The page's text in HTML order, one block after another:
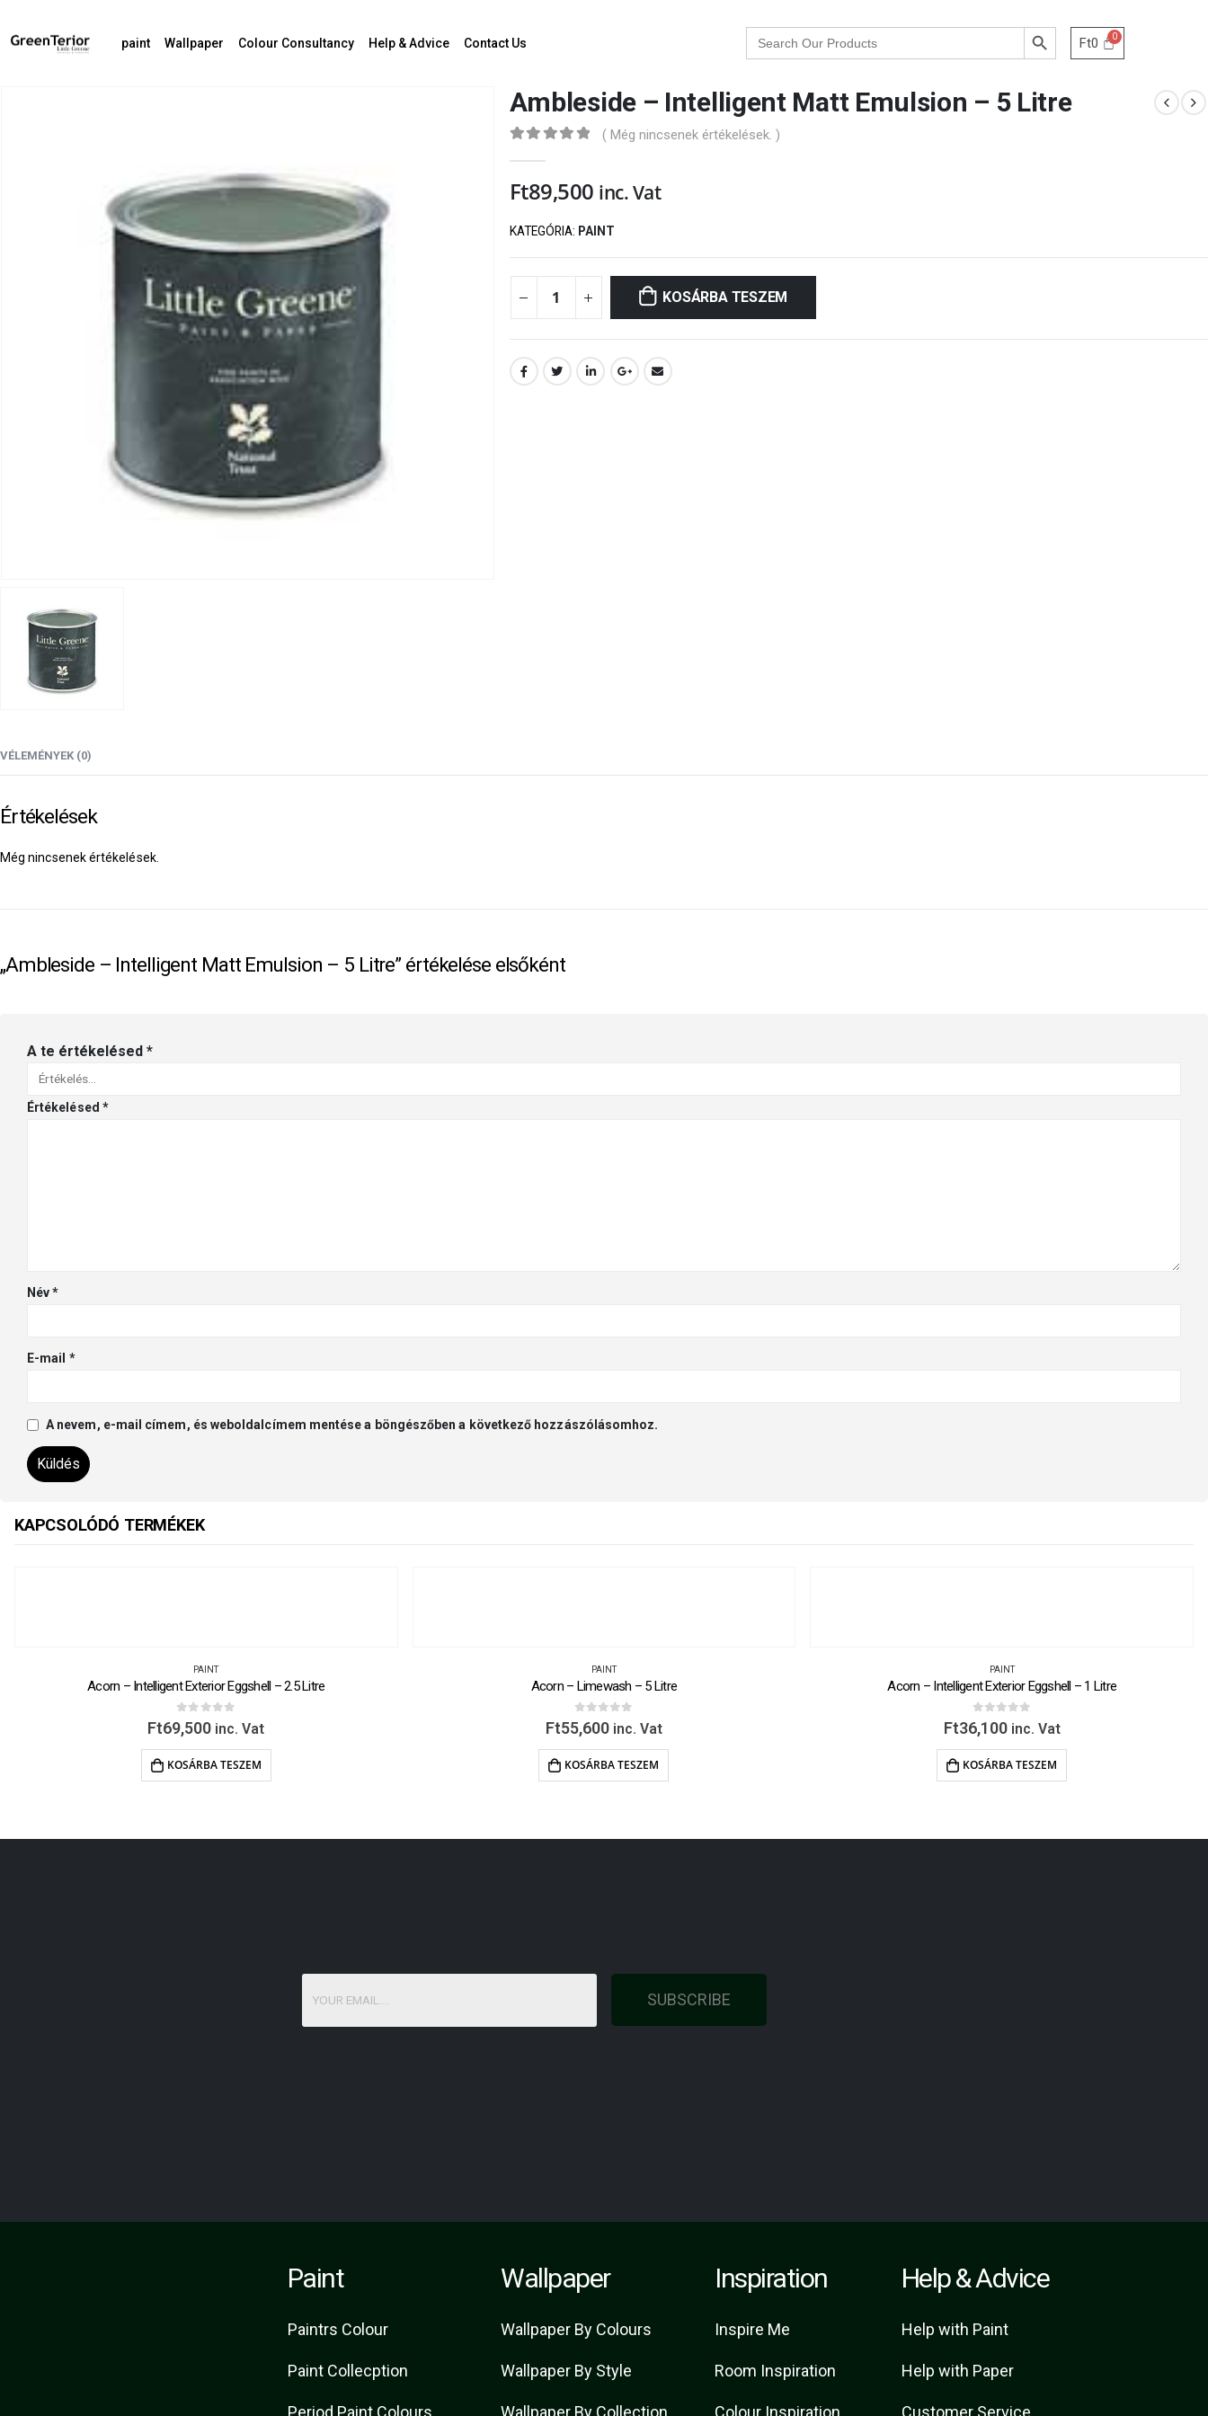
paint Wallpaper Colour Consultancy Help & Advice Contact Us
Search
for:
Search Button
Ft0
Ambleside – Intelligent Matt Emulsion – 5 Litre
( Még nincsenek értékelések. )
Ft89,500 inc. Vat
KATEGÓRIA: PAINT
KOSÁRBA TESZEM
VÉLEMÉNYEK (0)
Értékelések
Még nincsenek értékelések.
„Ambleside – Intelligent Matt Emulsion – 5 Litre” értékelése elsőként
A te értékelésed *
Értékelésed *
Név*
E-mail *
A nevem, e-mail címem, és weboldalcímem mentése a böngészőben a következő hozzászólásomhoz.
KAPCSOLÓDÓ TERMÉKEK
PAINT
Acorn – Intelligent Exterior Eggshell – 2.5 Litre
0 out of 5
Ft69,500 inc. Vat
KOSÁRBA TESZEM
PAINT
Acorn – Limewash – 5 Litre
0 out of 5
Ft55,600 inc. Vat
KOSÁRBA TESZEM
PAINT
Acorn – Intelligent Exterior Eggshell – 1 Litre
0 out of 5
Ft36,100 inc. Vat
KOSÁRBA TESZEM
SUBSCRIBE
Paint
Paintrs Colour
Paint Collecption
Wallpaper
Wallpaper By Colours
Wallpaper By Style
Inspiration
Inspire Me
Room Inspiration
Help & Advice
Help with Paint
Help with Paper